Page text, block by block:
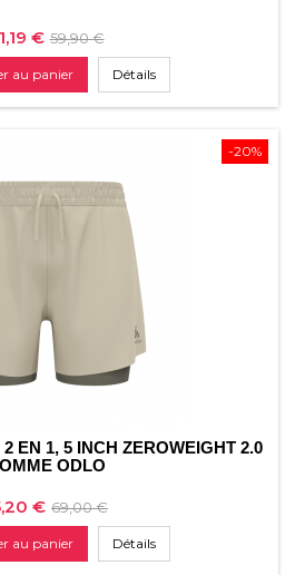
€ Prix
de
base
59,90 €
au panier Détails
-20%
EN 1, 5 INCH ZEROWEIGHT 2.0
ODLO
€ Prix
de
base
69,00 €
au panier Détails